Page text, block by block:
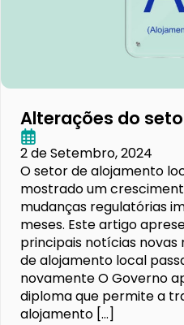
Alterações do
2 de Setembro, 2024
O setor de alojamento
mostrado um
mudanças regulatórias
meses. Este artigo
principais notícias novas
de alojamento local
novamente O Governo
diploma que permite a
alojamento […]